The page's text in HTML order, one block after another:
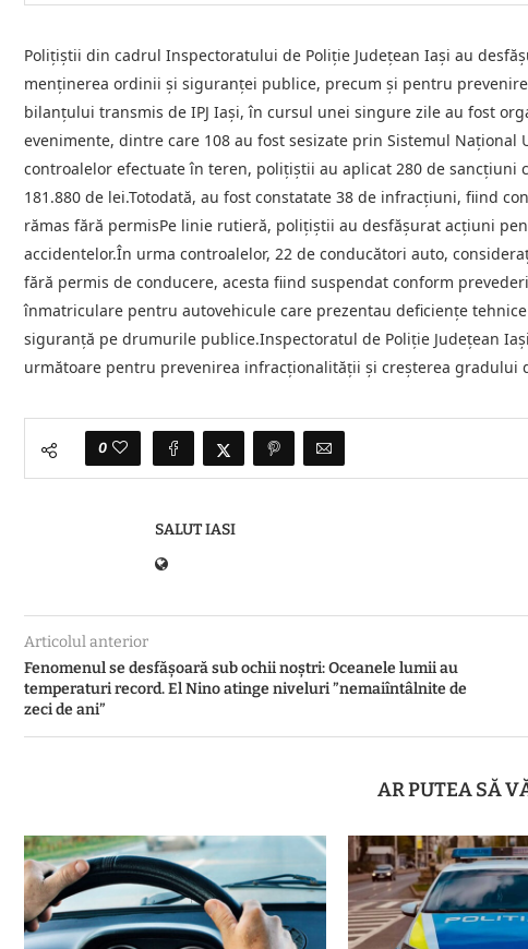
Polițiștii din cadrul Inspectoratului de Poliție Județean Iași au
menținerea ordinii și siguranței publice, precum și pentru
bilanțului transmis de IPJ Iași, în cursul unei singure zile au fost
evenimente, dintre care 108 au fost sesizate prin Sistemul
controalelor efectuate în teren, polițiștii au aplicat 280 de sancțiuni
181.880 de lei.Totodată, au fost constatate 38 de infracțiuni, fiind
rămas fără permisPe linie rutieră, polițiștii au desfășurat acțiuni
accidentelor.În urma controalelor, 22 de conducători auto,
fără permis de conducere, acesta fiind suspendat conform
înmatriculare pentru autovehicule care prezentau deficiențe
siguranță pe drumurile publice.Inspectoratul de Poliție Județean
următoare pentru prevenirea infracționalității și creșterea gradului
0
SALUT IASI
Articolul anterior
Fenomenul se desfășoară sub ochii noștri: Oceanele lumii au
temperaturi record. El Nino atinge niveluri ”nemaiîntâlnite de
zeci de ani”
AR PUTEA SĂ